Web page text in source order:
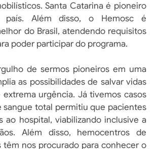
Santa Catarina é pioneiro
Além disso, o Hemosc é
do Brasil, atendendo requisitos
poder participar do programa.
de sermos pioneiros em uma
as possibilidades de salvar vidas
urgência. Já tivemos casos
sangue total permitiu que pacientes
ao hospital, viabilizando inclusive a
Além disso, hemocentros de
têm nos procurado para conhecer o